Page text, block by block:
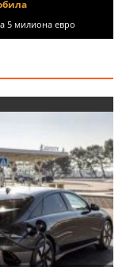
5 милиона евро